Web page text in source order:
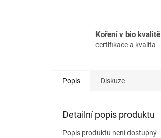
Koření v bio kvalitě
certifikace a kvalita
Popis Diskuze
Detailní popis produktu
Popis produktu není dostupný